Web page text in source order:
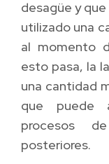
desagüe y
utilizado una
al momento
esto pasa, la
una cantidad
que puede
procesos
posteriores.